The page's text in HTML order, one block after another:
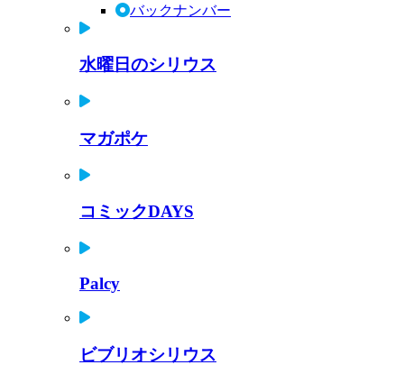
バックナンバー
水曜日のシリウス
マガポケ
コミックDAYS
Palcy
ビブリオシリウス